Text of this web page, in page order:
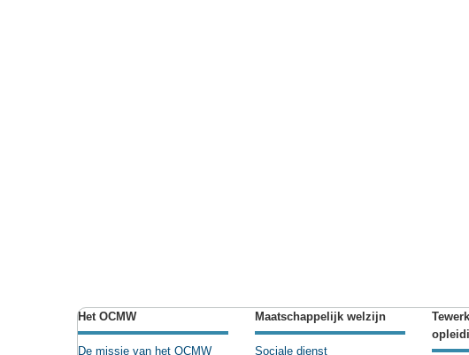
Het OCMW
De missie van het OCMW
Maatschappelijk welzijn
Sociale dienst